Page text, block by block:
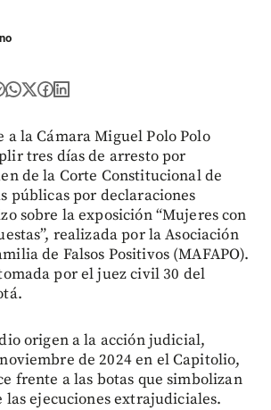
a la Cámara Miguel Polo Polo
tres días de arresto por
de la Corte Constitucional de
públicas por declaraciones
sobre la exposición “Mujeres con
realizada por la Asociación
de Falsos Positivos (MAFAPO).
por el juez civil 30 del
origen a la acción judicial,
de 2024 en el Capitolio,
frente a las botas que simbolizan
las ejecuciones extrajudiciales.